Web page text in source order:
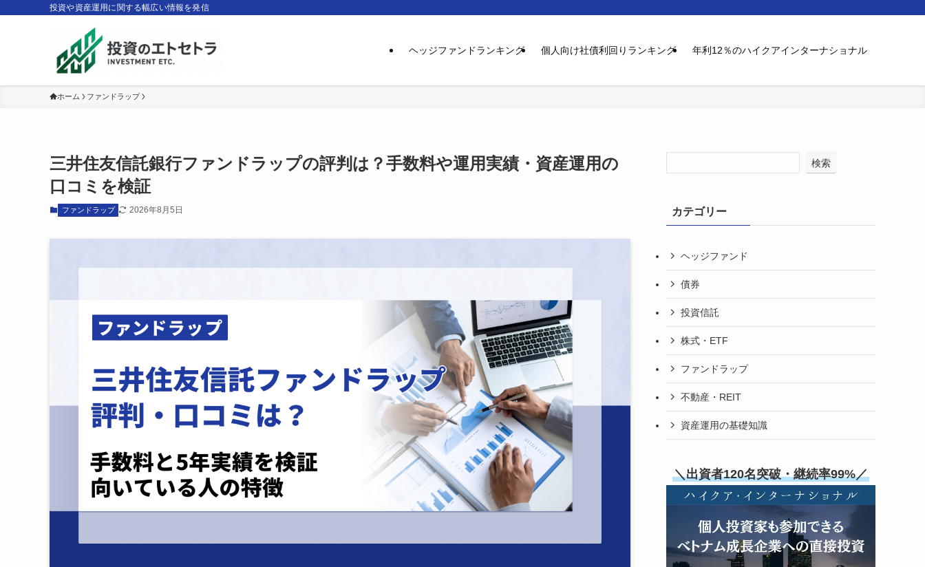
投資や資産運用に関する幅広い情報を発信
ヘッジファンドランキング 個人向け社債利回りランキング 年利12％のハイクアインターナショナル
ホーム ファンドラップ
三井住友信託銀行ファンドラップの評判は？手数料や運用実績・資産運用の
口コミを検証
ファンドラップ 2026年8月5日
検索
カテゴリー
ヘッジファンド
債券
投資信託
株式・ETF
ファンドラップ
不動産・REIT
資産運用の基礎知識
＼出資者120名突破・継続率99%／